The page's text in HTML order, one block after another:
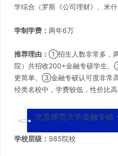
学综合（罗斯《公司理财》、米什
学制学费： 两年6万
推荐理由： ①招生人数非常多，
院）共招收200+金融专硕学生
更简单。③金融专硕认可度非常
经类名校中，学费较低，性价比高
北京师范大学金融专硕
学校层级： 985院校